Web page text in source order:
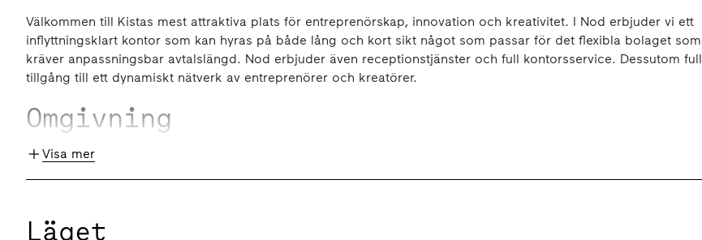
Välkommen till Kistas mest attraktiva plats för entreprenörskap, innovation och kreativitet. I Nod erbjuder vi ett
inflyttningsklart kontor som kan hyras på både lång och kort sikt något som passar för det flexibla bolaget som
kräver anpassningsbar avtalslängd. Nod erbjuder även receptionstjänster och full kontorsservice. Dessutom full
tillgång till ett dynamiskt nätverk av entreprenörer och kreatörer.
Omgivning
Nod är en modern mötesplats för lärande, forskning och näringsliv och ligger strategiskt placerad mellan det
äldre och det nya framväxande Kista.
Kommunikationer
Visa mer
Läget